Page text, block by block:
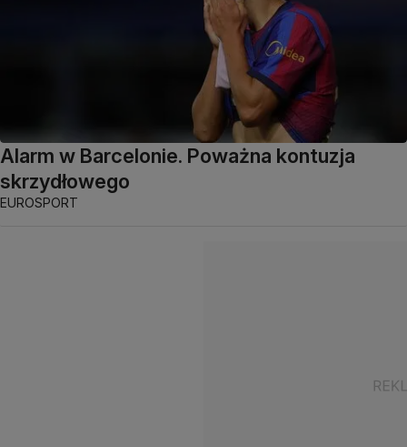
Alarm w Barcelonie. Poważna kontuzja
skrzydłowego
EUROSPORT